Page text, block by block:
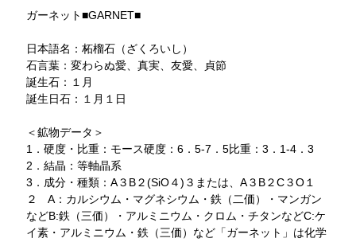
ガーネット■GARNET■
日本語名：柘榴石（ざくろいし）
石言葉：変わらぬ愛、真実、友愛、貞節
誕生石：１月
誕生日石：１月１日
＜鉱物データ＞
1．硬度・比重：モース硬度：6．5-7．5比重：3．1-4．3
2．結晶：等軸晶系
3．成分・種類：A３B２(SiO４)３または、A３B２C３O１
２ A：カルシウム・マグネシウム・鉄（二価）・マンガン
などB:鉄（三価）・アルミニウム・クロム・チタンなどC:ケ
イ素・アルミニウム・鉄（三価）など「ガーネット」は化学